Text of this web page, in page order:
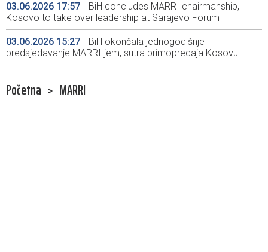
03.06.2026 17:57
BiH concludes MARRI chairmanship,
Kosovo to take over leadership at Sarajevo Forum
03.06.2026 15:27
BiH okončala jednogodišnje
predsjedavanje MARRI-jem, sutra primopredaja Kosovu
Početna > MARRI